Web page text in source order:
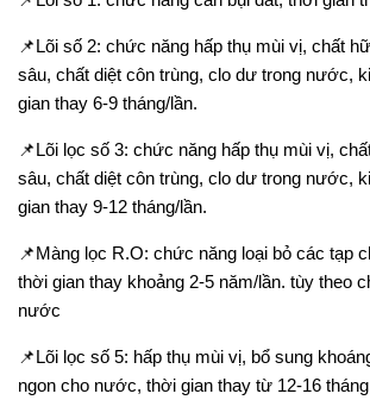
📌Lõi số 2: chức năng hấp thụ mùi vị, chất
sâu, chất diệt côn trùng, clo dư trong nước,
gian thay 6-9 tháng/lần.
📌Lõi lọc số 3: chức năng hấp thụ mùi vị,
sâu, chất diệt côn trùng, clo dư trong nước,
gian thay 9-12 tháng/lần.
📌Màng lọc R.O: chức năng loại bỏ các tạp
thời gian thay khoảng 2-5 năm/lần. tùy theo
nước
📌Lõi lọc số 5: hấp thụ mùi vị, bổ sung
ngon cho nước, thời gian thay từ 12-16 tháng